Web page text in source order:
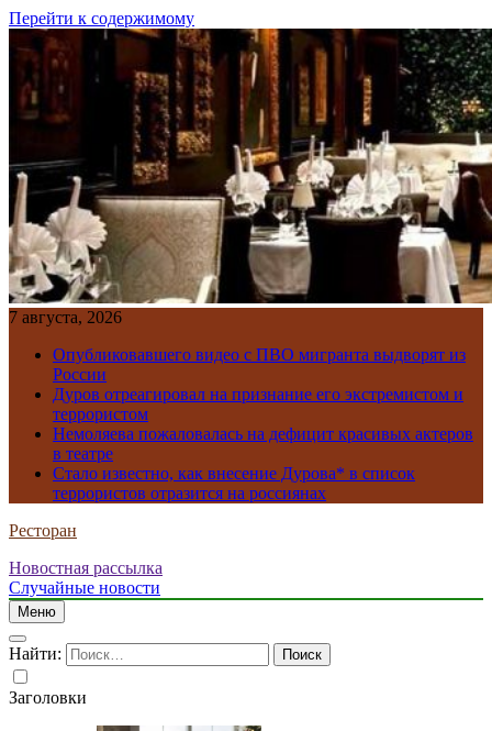
Перейти к содержимому
7 августа, 2026
Опубликовавшего видео с ПВО мигранта выдворят из
России
Дуров отреагировал на признание его экстремистом и
террористом
Немоляева пожаловалась на дефицит красивых актеров
в театре
Стало известно, как внесение Дурова* в список
террористов отразится на россиянах
Ресторан
Новостная рассылка
Случайные новости
Меню
Найти:
Заголовки